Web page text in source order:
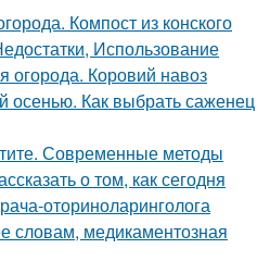
Компост из конского
Использование
огорода. Коровий навоз
осенью. Как выбрать саженец
Современные методы
о том, как сегодня
оториноларинголога
словам, медикаментозная